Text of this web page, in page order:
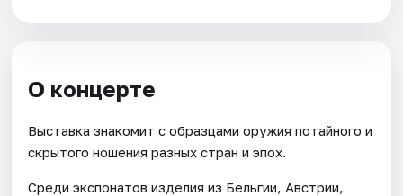
О концерте
Выставка знакомит с образцами оружия потайного и
скрытого ношения разных стран и эпох.
Среди экспонатов изделия из Бельгии, Австрии,